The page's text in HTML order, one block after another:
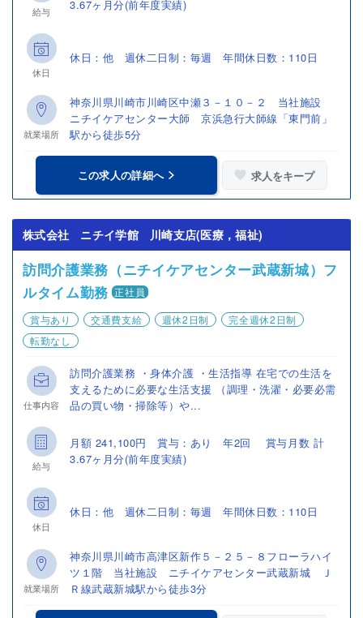
給与 3.67ヶ月分(前年度実績)
休日
休日：他 週休二日制：毎週 年間休日数：110日
就業場所
神奈川県川崎市川崎区中瀬３－１０－２ 当社施設
ニチイケアセンター大師 京浜急行大師線「東門前」
駅から徒歩5分
この求人の詳細へ 求人をキープ
株式会社 ニチイ学館 川崎支店(医療，福祉)
訪問介護業務（ニチイケアセンター武蔵新城）フ
ルタイム勤務 正社員
賞与あり
交通費支給 週休2日制
完全週休2日制
転勤なし
仕事内容
訪問介護業務 ・身体介護 ・生活指導 在宅での生活を
支えるために必要な生活支援 （調理・洗濯・必要必需
品の買い物・掃除等）や...
給与
月額 241,100円 賞与：あり 年2回 賞与月数 計
3.67ヶ月分(前年度実績)
休日
休日：他 週休二日制：毎週 年間休日数：110日
就業場所
神奈川県川崎市高津区新作５－２５－８フローラハイ
ツ１階 当社施設 ニチイケアセンター武蔵新城 Ｊ
Ｒ線武蔵新城駅から徒歩3分